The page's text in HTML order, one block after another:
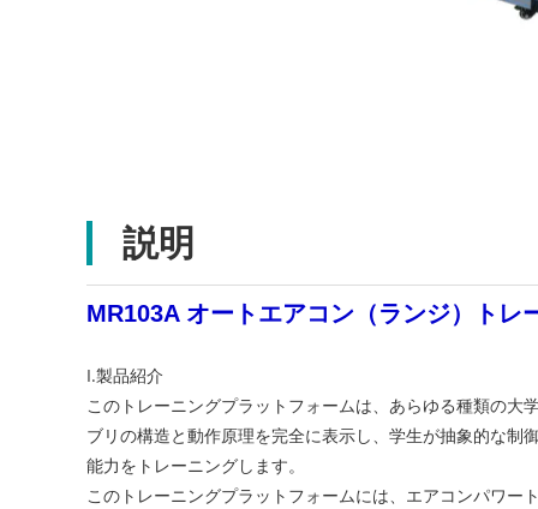
説明
MR103A オートエアコン（ランジ）トレ
I.製品紹介
このトレーニングプラットフォームは、あらゆる種類の
ブリの構造と動作原理を完全に表示し、学生が抽象的な
能力をトレーニングします。
このトレーニングプラットフォームには、エアコンパワー